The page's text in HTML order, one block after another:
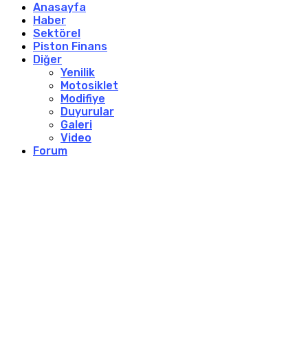
Anasayfa
Haber
Sektörel
Piston Finans
Diğer
Yenilik
Motosiklet
Modifiye
Duyurular
Galeri
Video
Forum